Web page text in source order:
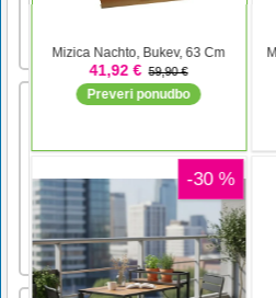
Načrtovalka
nameravata
aranžmaje
se je odločila,
popolna
pridružimo se
polepšamo Melis [...]